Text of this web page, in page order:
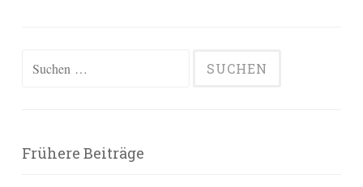
Suchen
Frühere Beiträge